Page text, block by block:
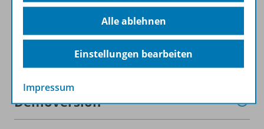
Lizenzbedingungen
Zugehörige Produkte
Demoversion
Alle ablehnen
Einstellungen bearbeiten
Impressum